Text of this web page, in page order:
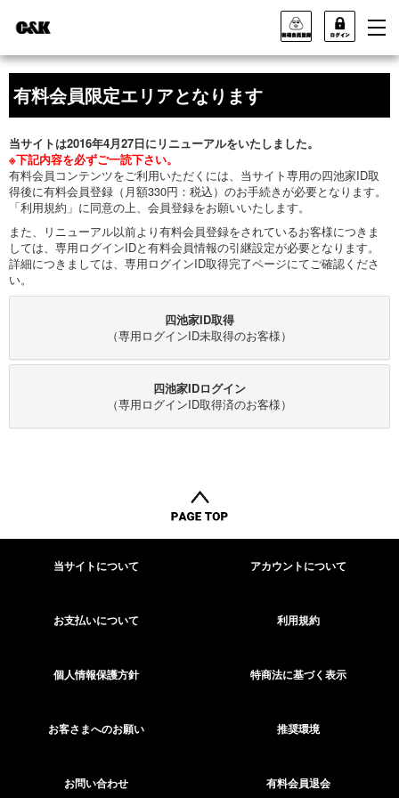
有料会員限定エリアとなります
当サイトは2016年4月27日にリニューアルをいたしました。
※下記内容を必ずご一読下さい。
有料会員コンテンツをご利用いただくには、当サイト専用の四池家ID取
得後に有料会員登録（月額330円：税込）のお手続きが必要となります。
「利用規約」に同意の上、会員登録をお願いいたします。
また、リニューアル以前より有料会員登録をされているお客様につきま
しては、専用ログインIDと有料会員情報の引継設定が必要となります。
詳細につきましては、専用ログインID取得完了ページにてご確認くださ
い。
四池家ID取得
（専用ログインID未取得のお客様）
四池家IDログイン
（専用ログインID取得済のお客様）
当サイトについて アカウントについて
お支払いについて 利用規約
個人情報保護方針 特商法に基づく表示
お客さまへのお願い 推奨環境
お問い合わせ 有料会員退会